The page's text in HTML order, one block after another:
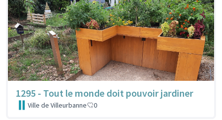
1295 - Tout le monde doit pouvoir jardiner
Ville de Villeurbanne 0